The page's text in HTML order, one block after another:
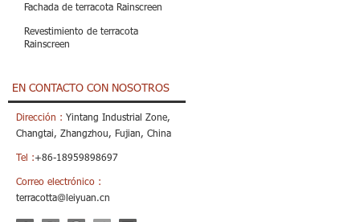
Fachada de terracota Rainscreen
Revestimiento de terracota
Rainscreen
EN CONTACTO CON NOSOTROS
Dirección : Yintang Industrial Zone,
Changtai, Zhangzhou, Fujian, China
Tel :+86-18959898697
Correo electrónico :
terracotta@leiyuan.cn